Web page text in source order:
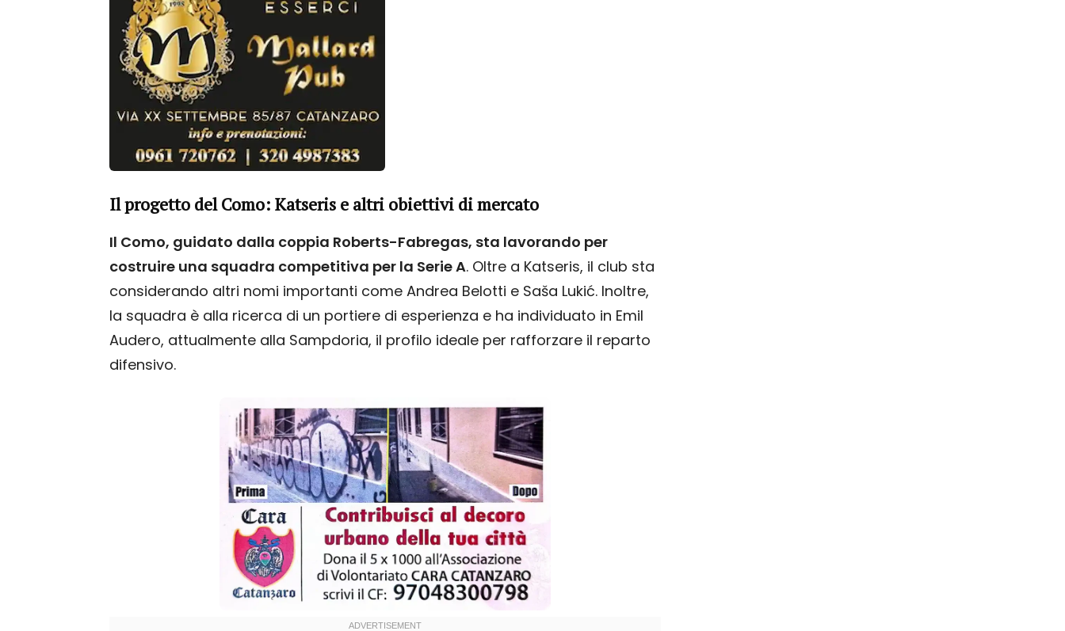
Il progetto del Como: Katseris e altri obiettivi di mercato
Il Como, guidato dalla coppia Roberts-Fabregas, sta lavorando per
costruire una squadra competitiva per la Serie A. Oltre a Katseris, il club sta
considerando altri nomi importanti come Andrea Belotti e Saša Lukić. Inoltre,
la squadra è alla ricerca di un portiere di esperienza e ha individuato in Emil
Audero, attualmente alla Sampdoria, il profilo ideale per rafforzare il reparto
difensivo.